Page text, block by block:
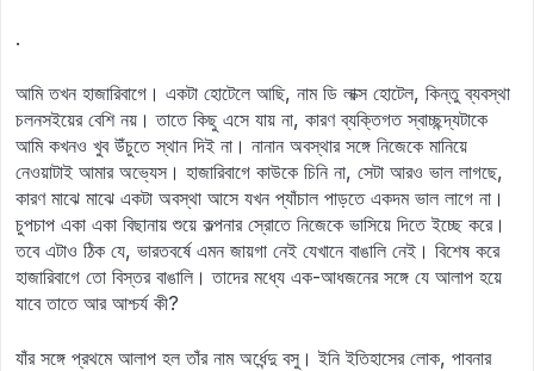
.
আমি তখন হাজারিবাগে। একটা হোটেলে আছি, নাম ডি লাক্স হোটেল, কিন্তু ব্যবস্থা
চলনসইয়ের বেশি নয়। তাতে কিছু এসে যায় না, কারণ ব্যক্তিগত স্বাচ্ছন্দ্যটাকে
আমি কখনও খুব উঁচুতে স্থান দিই না। নানান অবস্থার সঙ্গে নিজেকে মানিয়ে
নেওয়াটাই আমার অভ্যেস। হাজারিবাগে কাউকে চিনি না, সেটা আরও ভাল লাগছে,
কারণ মাঝে মাঝে একটা অবস্থা আসে যখন প্যাঁচাল পাড়তে একদম ভাল লাগে না।
চুপচাপ একা একা বিছানায় শুয়ে কল্পনার স্রোতে নিজেকে ভাসিয়ে দিতে ইচ্ছে করে।
তবে এটাও ঠিক যে, ভারতবর্ষে এমন জায়গা নেই যেখানে বাঙালি নেই। বিশেষ করে
হাজারিবাগে তো বিস্তর বাঙালি। তাদের মধ্যে এক-আধজনের সঙ্গে যে আলাপ হয়ে
যাবে তাতে আর আশ্চর্য কী?
যাঁর সঙ্গে প্রথমে আলাপ হল তাঁর নাম অর্ধেন্দু বসু। ইনি ইতিহাসের লোক, পাবনার